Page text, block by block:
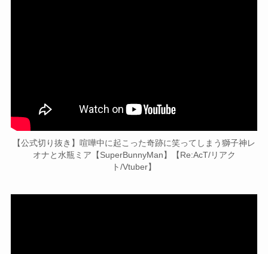
【公式切り抜き】喧嘩中に起こった奇跡に笑ってしまう獅子神レ
オナと水瓶ミア【SuperBunnyMan】【Re:AcT/リアク
ト/Vtuber】